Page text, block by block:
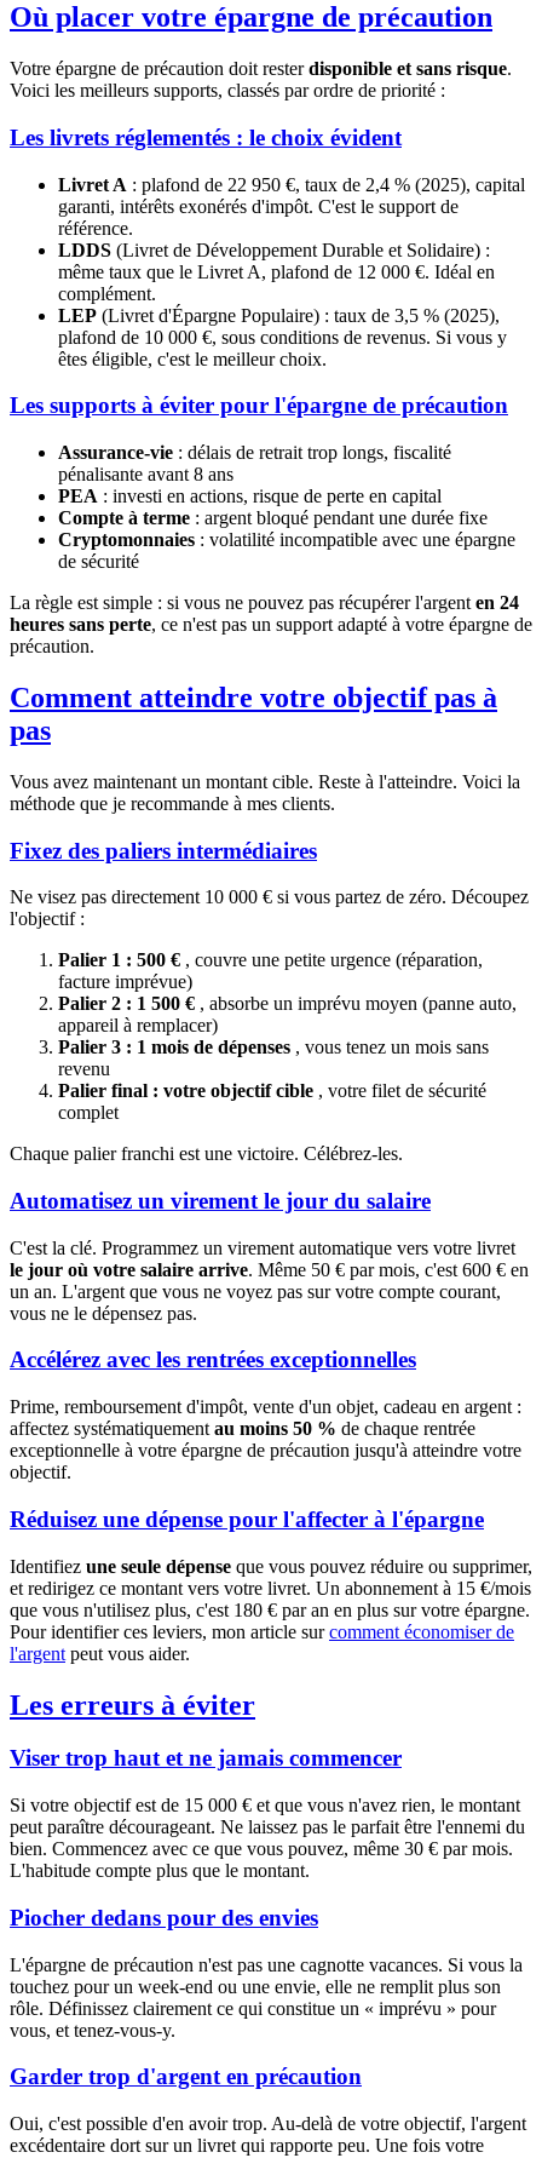
Où placer votre épargne de précaution
Votre épargne de précaution doit resterdisponible et sans risque.
Voici les meilleurs supports, classés par ordre de priorité :
Les livrets réglementés : le choix évident
Livret A : plafond de 22 950 €, taux de 2,4 % (2025), capital
garanti, intérêts exonérés d'impôt. C'est le support de
référence.
LDDS (Livret de Développement Durable et Solidaire) :
même taux que le Livret A, plafond de 12 000 €. Idéal en
complément.
LEP (Livret d'Épargne Populaire) : taux de 3,5 % (2025),
plafond de 10 000 €, sous conditions de revenus. Si vous y
êtes éligible, c'est le meilleur choix.
Les supports à éviter pour l'épargne de précaution
Assurance-vie : délais de retrait trop longs, fiscalité
pénalisante avant 8 ans
PEA : investi en actions, risque de perte en capital
Compte à terme : argent bloqué pendant une durée fixe
Cryptomonnaies : volatilité incompatible avec une épargne
de sécurité
La règle est simple : si vous ne pouvez pas récupérer l'argent en 24
heures sans perte, ce n'est pas un support adapté à votre épargne de
précaution.
Comment atteindre votre objectif pas à
pas
Vous avez maintenant un montant cible. Reste à l'atteindre. Voici la
méthode que je recommande à mes clients.
Fixez des paliers intermédiaires
Ne visez pas directement 10 000 € si vous partez de zéro. Découpez
l'objectif :
Palier 1 : 500 € , couvre une petite urgence (réparation,
facture imprévue)
Palier 2 : 1 500 € , absorbe un imprévu moyen (panne auto,
appareil à remplacer)
Palier 3 : 1 mois de dépenses , vous tenez un mois sans
revenu
Palier final : votre objectif cible , votre filet de sécurité
complet
Chaque palier franchi est une victoire. Célébrez-les.
Automatisez un virement le jour du salaire
C'est la clé. Programmez un virement automatique vers votre livret
le jour où votre salaire arrive. Même 50 € par mois, c'est 600 € en
un an. L'argent que vous ne voyez pas sur votre compte courant,
vous ne le dépensez pas.
Accélérez avec les rentrées exceptionnelles
Prime, remboursement d'impôt, vente d'un objet, cadeau en argent :
affectez systématiquement au moins 50 % de chaque rentrée
exceptionnelle à votre épargne de précaution jusqu'à atteindre votre
objectif.
Réduisez une dépense pour l'affecter à l'épargne
Identifiez une seule dépense que vous pouvez réduire ou supprimer,
et redirigez ce montant vers votre livret. Un abonnement à 15 €/mois
que vous n'utilisez plus, c'est 180 € par an en plus sur votre épargne.
Pour identifier ces leviers, mon article surcomment économiser de
l'argent peut vous aider.
Les erreurs à éviter
Viser trop haut et ne jamais commencer
Si votre objectif est de 15 000 € et que vous n'avez rien, le montant
peut paraître décourageant. Ne laissez pas le parfait être l'ennemi du
bien. Commencez avec ce que vous pouvez, même 30 € par mois.
L'habitude compte plus que le montant.
Piocher dedans pour des envies
L'épargne de précaution n'est pas une cagnotte vacances. Si vous la
touchez pour un week-end ou une envie, elle ne remplit plus son
rôle. Définissez clairement ce qui constitue un « imprévu » pour
vous, et tenez-vous-y.
Garder trop d'argent en précaution
Oui, c'est possible d'en avoir trop. Au-delà de votre objectif, l'argent
excédentaire dort sur un livret qui rapporte peu. Une fois votre